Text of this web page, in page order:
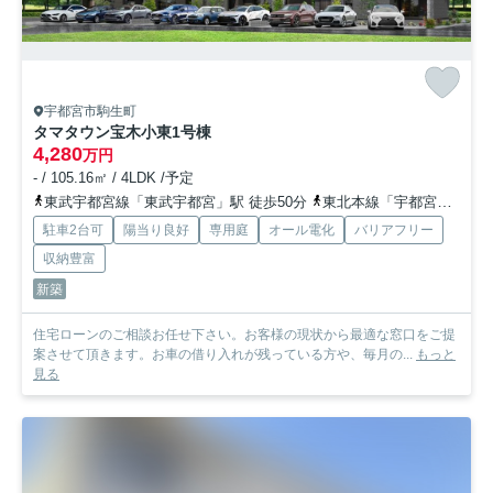
宇都宮市駒生町
タマタウン宝木小東1号棟
4,280万円
- / 105.16㎡ / 4LDK /予定
東武宇都宮線「東武宇都宮」駅 徒歩50分
東北本線「宇都宮」駅 徒歩68分
駐車2台可 陽当り良好 専用庭 オール電化
バリアフリー
収納豊富
新築
住宅ローンのご相談お任せ下さい。お客様の現状から最適な窓口をご提
案させて頂きます。お車の借り入れが残っている方や、毎月の... もっと
見る